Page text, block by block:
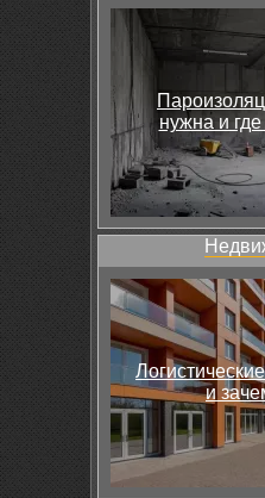
нужна и где
и